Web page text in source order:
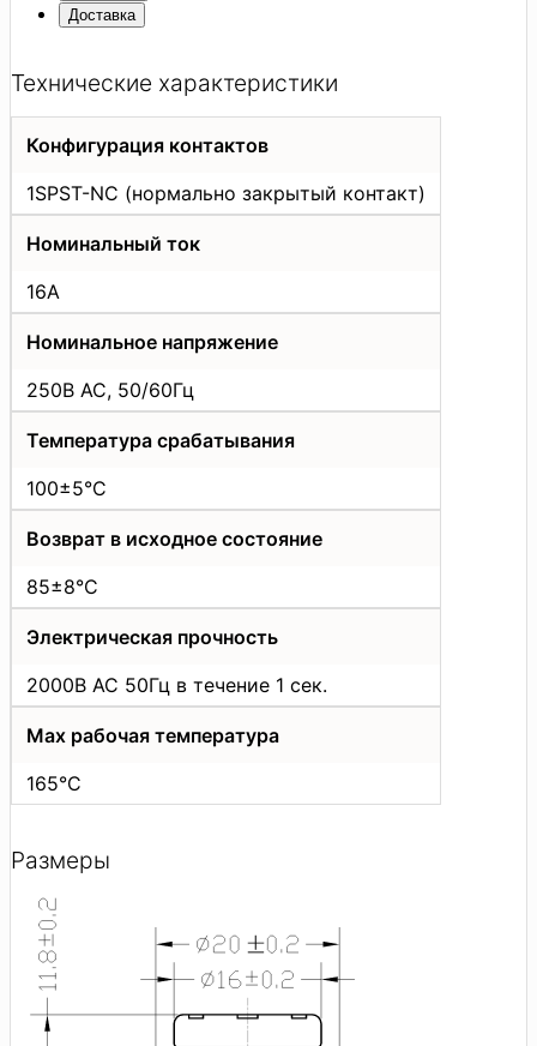
Доставка
Технические характеристики
Конфигурация контактов
1SPST-NС (нормально закрытый контакт)
Номинальный ток
16А
Номинальное напряжение
250В АС, 50/60Гц
Температура срабатывания
100±5°C
Возврат в исходное состояние
85±8°C
Электрическая прочность
2000В АС 50Гц в течение 1 сек.
Max рабочая температура
165°C
Размеры